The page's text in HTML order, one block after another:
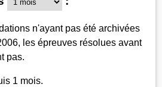
n'ayant pas été archivées
les épreuves résolues avant
pas.
1 mois.